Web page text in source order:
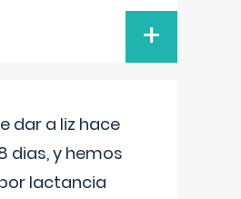
+
dar a liz hace
dias, y hemos
lactancia